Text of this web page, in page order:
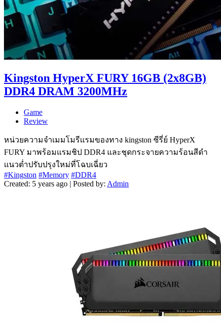
Kingston HyperX FURY 16GB (2x8GB)
DDR4 DRAM 3200MHz
Game
Review
หน่วยความจำเมมโมรีแรมของทาง kingston ซีรี่ย์ HyperX
FURY มาพร้อมแรมชิป DDR4 และชุดกระจายความร้อนสีดำ
แนวต่ำปรับปรุงใหม่ที่โฉบเฉี่ยว
#Kingston #Memory #DDR4
Created: 5 years ago | Posted by: Admin